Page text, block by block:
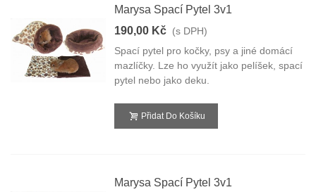
Marysa Spací Pytel 3v1
190,00 Kč (s DPH)
Spací pytel pro kočky, psy a jiné domácí
mazlíčky. Lze ho využít jako pelíšek, spací
pytel nebo jako deku.
Přidat Do Košíku
Marysa Spací Pytel 3v1